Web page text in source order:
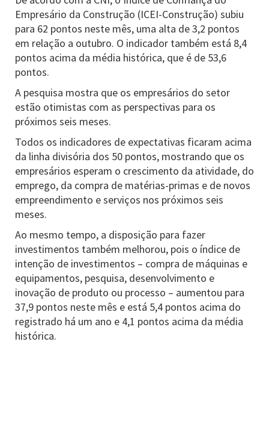
Empresário da Construção (ICEI-Construção) subiu
para 62 pontos neste mês, uma alta de 3,2 pontos
em relação a outubro. O indicador também está 8,4
pontos acima da média histórica, que é de 53,6
pontos.
A pesquisa mostra que os empresários do setor
estão otimistas com as perspectivas para os
próximos seis meses.
Todos os indicadores de expectativas ficaram acima
da linha divisória dos 50 pontos, mostrando que os
empresários esperam o crescimento da atividade, do
emprego, da compra de matérias-primas e de novos
empreendimento e serviços nos próximos seis
meses.
Ao mesmo tempo, a disposição para fazer
investimentos também melhorou, pois o índice de
intenção de investimentos – compra de máquinas e
equipamentos, pesquisa, desenvolvimento e
inovação de produto ou processo – aumentou para
37,9 pontos neste mês e está 5,4 pontos acima do
registrado há um ano e 4,1 pontos acima da média
histórica.